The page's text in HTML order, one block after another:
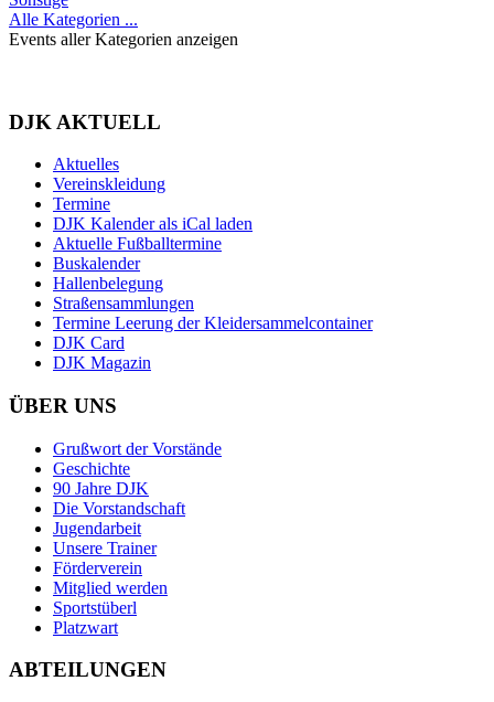
Alle Kategorien ...
Events aller Kategorien anzeigen
DJK AKTUELL
Aktuelles
Vereinskleidung
Termine
DJK Kalender als iCal laden
Aktuelle Fußballtermine
Buskalender
Hallenbelegung
Straßensammlungen
Termine Leerung der Kleidersammelcontainer
DJK Card
DJK Magazin
ÜBER UNS
Grußwort der Vorstände
Geschichte
90 Jahre DJK
Die Vorstandschaft
Jugendarbeit
Unsere Trainer
Förderverein
Mitglied werden
Sportstüberl
Platzwart
ABTEILUNGEN